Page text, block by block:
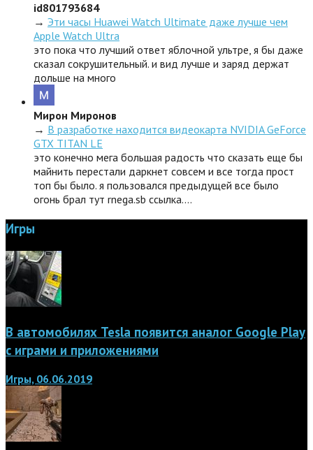
id801793684
→ Эти часы Huawei Watch Ultimate даже лучше чем
Apple Watch Ultra
это пока что лучший ответ яблочной ультре, я бы даже
сказал сокрушительный. и вид лучше и заряд держат
дольше на много
Мирон Миронов
→ В разработке находится видеокарта NVIDIA GeForce
GTX TITAN LE
это конечно мега большая радость что сказать еще бы
майнить перестали даркнет совсем и все тогда прост
топ бы было. я пользовался предыдущей все было
огонь брал тут rnega.sb ссылка.…
Игры
В автомобилях Tesla появится аналог Google Play
с играми и приложениями
Игры, 06.06.2019